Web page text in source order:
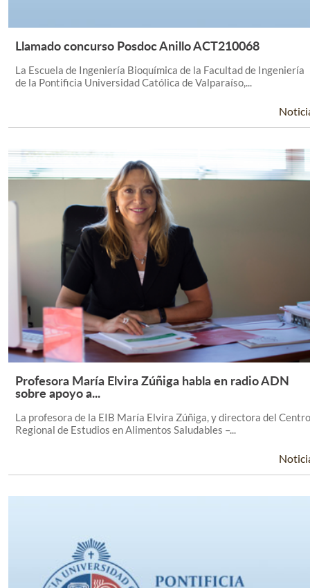
Leer Más +
Llamado concurso Posdoc Anillo ACT210068
La Escuela de Ingeniería Bioquímica de la Facultad de Ingeniería
de la Pontificia Universidad Católica de Valparaíso,...
Leer Más +
Profesora María Elvira Zúñiga habla en radio ADN
sobre apoyo a...
La profesora de la EIB María Elvira Zúñiga, y directora del Centro
Regional de Estudios en Alimentos Saludables –...